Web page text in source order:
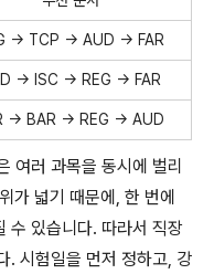
→ TCP → AUD → FAR
→ ISC → REG → FAR
→ BAR → REG → AUD
여러 과목을 동시에 벌리
가 넓기 때문에, 한 번에
수 있습니다. 따라서 직장
. 시험일을 먼저 정하고, 강